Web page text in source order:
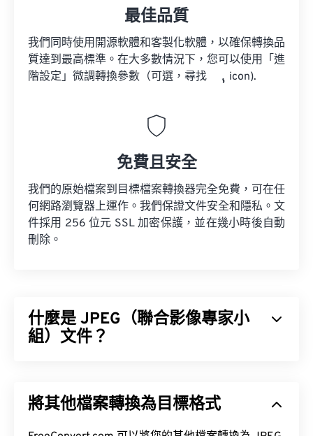
最佳品質
我們同時使用開源軟體和客製化軟體，以確保轉換品
質達到最高標準。在大多數情況下，您可以使用「進
階設定」微調轉換參數（可選，尋找
icon).
免費且安全
我們的原始檔案到目標檔案轉換器完全免費，可在任
何網路瀏覽器上運作。我們保證文件安全和隱私。文
件採用 256 位元 SSL 加密保護，並在幾小時後自動
刪除。
什麼是 JPEG（聯合影像專家小
組）文件？
壓縮率是其被廣泛應用的原因。因此，JPEG 檔案體
將其他檔案轉換為目標格式